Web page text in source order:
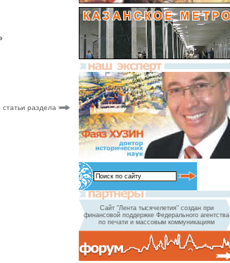
статьи раздела
Сайт "Лента тысячелетия" создан при
финансовой поддержке Федерального агентства
по печати и массовым коммуникациям